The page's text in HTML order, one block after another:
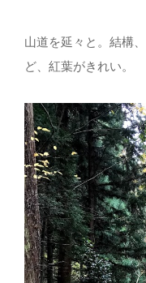
山道を延々と。結構
ど、紅葉がきれい。